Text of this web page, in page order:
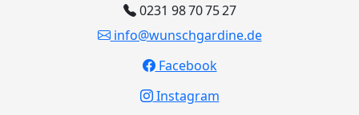
0231 98 70 75 27
info@wunschgardine.de
Facebook
Instagram